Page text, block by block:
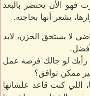
فهو الأن يحتضر بالبعد
يشعر أنها بحاجته.
لا يستحق الحزن، لابد
رأيك لو جالك فرصة عمل
ممكن توافق؟
اللي كنت قاعد علشانها